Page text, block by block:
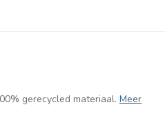
gerecycled materiaal. Meer